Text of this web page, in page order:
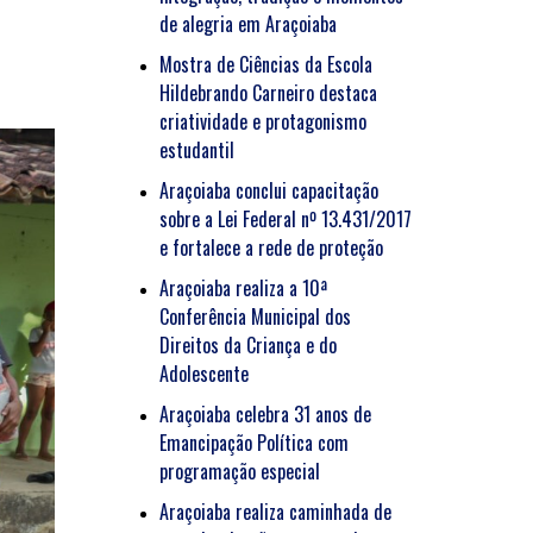
de alegria em Araçoiaba
Mostra de Ciências da Escola
Hildebrando Carneiro destaca
criatividade e protagonismo
estudantil
Araçoiaba conclui capacitação
sobre a Lei Federal nº 13.431/2017
e fortalece a rede de proteção
Araçoiaba realiza a 10ª
Conferência Municipal dos
Direitos da Criança e do
Adolescente
Araçoiaba celebra 31 anos de
Emancipação Política com
programação especial
Araçoiaba realiza caminhada de